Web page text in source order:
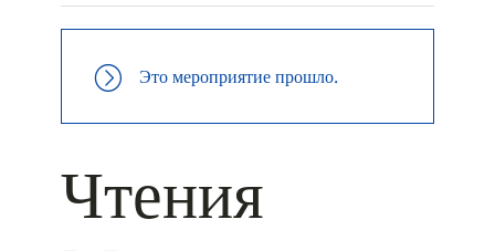
Это мероприятие прошло.
Чтения